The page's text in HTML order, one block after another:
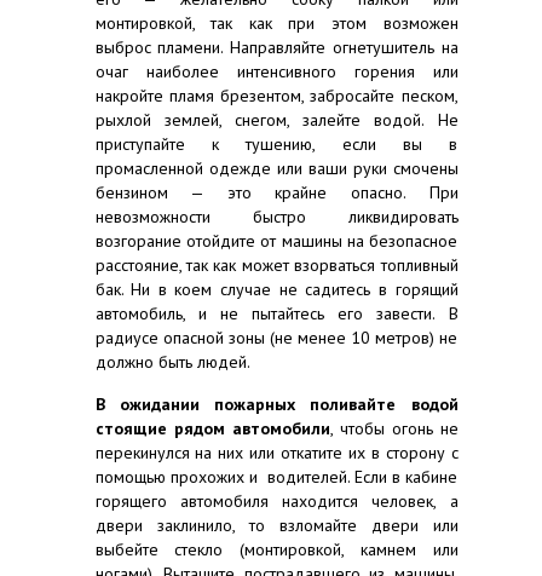
монтировкой, так как при этом возможен
выброс пламени. Направляйте огнетушитель на
очаг наиболее интенсивного горения или
накройте пламя брезентом, забросайте песком,
рыхлой землей, снегом, залейте водой. Не
приступайте к тушению, если вы в
промасленной одежде или ваши руки смочены
бензином — это крайне опасно. При
невозможности быстро ликвидировать
возгорание отойдите от машины на безопасное
расстояние, так как может взорваться топливный
бак. Ни в коем случае не садитесь в горящий
автомобиль, и не пытайтесь его завести. В
радиусе опасной зоны (не менее 10 метров) не
должно быть людей.
В ожидании пожарных поливайте водой
стоящие рядом автомобили, чтобы огонь не
перекинулся на них или откатите их в сторону с
помощью прохожих и водителей. Если в кабине
горящего автомобиля находится человек, а
двери заклинило, то взломайте двери или
выбейте стекло (монтировкой, камнем или